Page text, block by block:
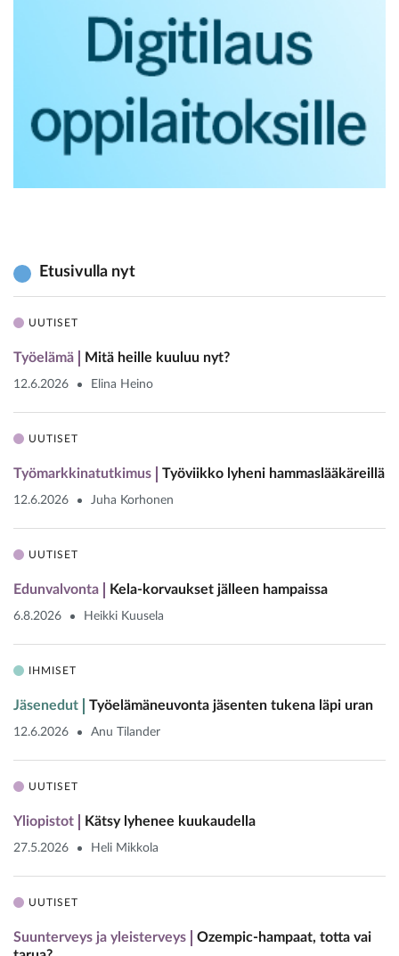
Etusivulla nyt
UUTISET
Työelämä Mitä heille kuuluu nyt?
12.6.2026 Elina Heino
UUTISET
Työmarkkinatutkimus Työviikko lyheni hammaslääkäreillä
12.6.2026 Juha Korhonen
UUTISET
Edunvalvonta Kela-korvaukset jälleen hampaissa
6.8.2026 Heikki Kuusela
IHMISET
Jäsenedut Työelämäneuvonta jäsenten tukena läpi uran
12.6.2026 Anu Tilander
UUTISET
Yliopistot Kätsy lyhenee kuukaudella
27.5.2026 Heli Mikkola
UUTISET
Suunterveys ja yleisterveys
Ozempic-hampaat, totta vai